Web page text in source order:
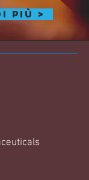
più >